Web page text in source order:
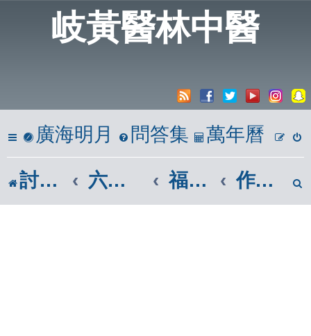
岐黃醫林中醫
廣海明月 問答集 萬年曆
討論區 六、心靈饗宴 福智佛教團體|福智廣論 作師所喜、正行供養